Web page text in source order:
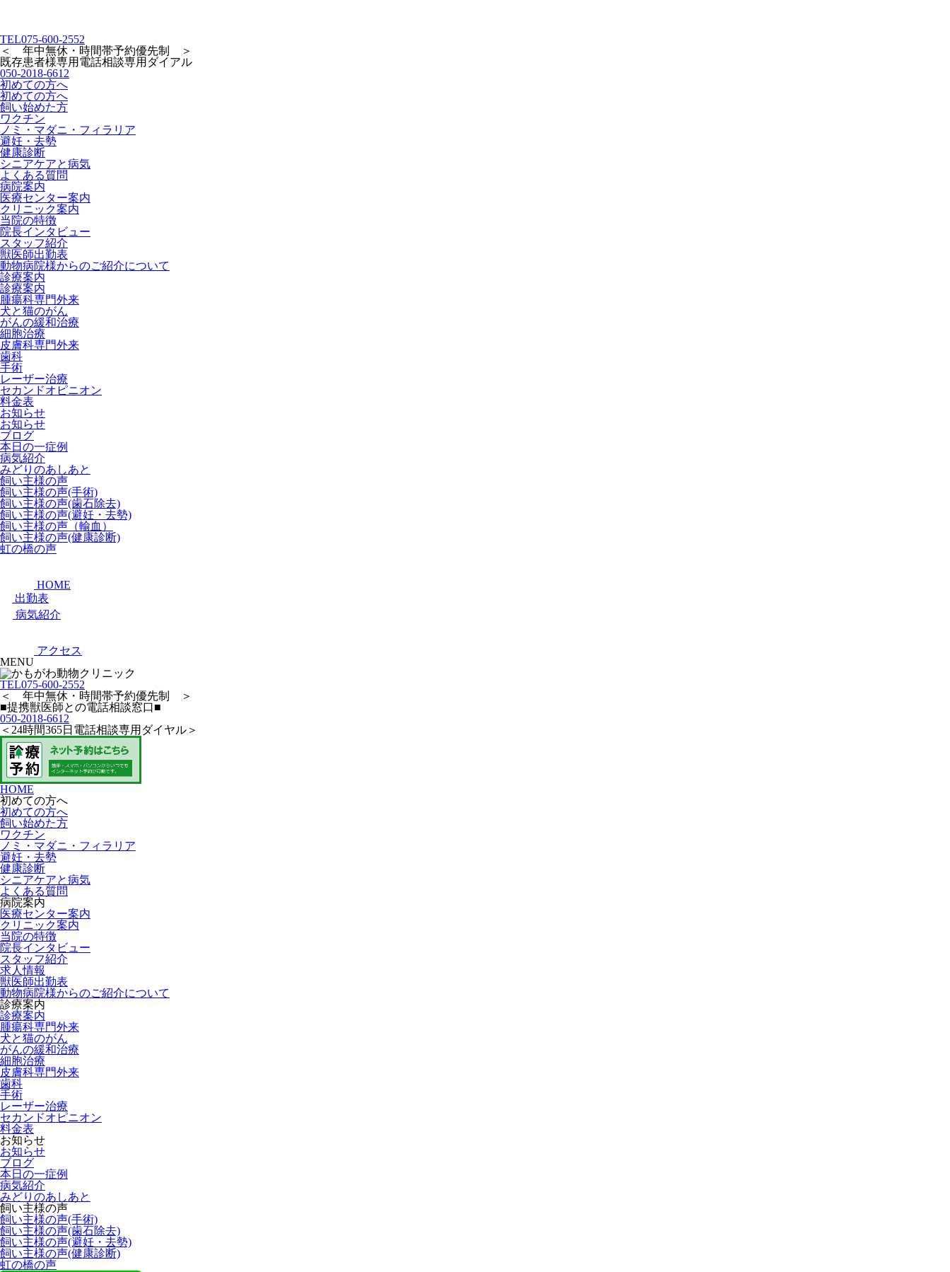
TEL075-600-2552
＜ 年中無休・時間帯予約優先制 ＞
既存患者様専用 電話相談専用ダイアル
050-2018-6612
初めての方へ
初めての方へ
飼い始めた方
ワクチン
ノミ・マダニ・フィラリア
避妊・去勢
健康診断
シニアケアと病気
よくある質問
病院案内
医療センター案内
クリニック案内
当院の特徴
院長インタビュー
スタッフ紹介
獣医師出勤表
動物病院様からのご紹介について
診療案内
診療案内
腫瘍科専門外来
犬と猫のがん
がんの緩和治療
細胞治療
皮膚科専門外来
歯科
手術
レーザー治療
セカンドオピニオン
料金表
お知らせ
お知らせ
ブログ
本日の一症例
病気紹介
みどりのあしあと
飼い主様の声
飼い主様の声(手術)
飼い主様の声(歯石除去)
飼い主様の声(避妊・去勢)
飼い主様の声（輸血）
飼い主様の声(健康診断)
虹の橋の声
HOME
出勤表
病気紹介
アクセス
MENU
TEL075-600-2552
＜ 年中無休・時間帯予約優先制 ＞
■提携獣医師との電話相談窓口■
050-2018-6612
＜24時間365日電話相談専用ダイヤル＞
HOME
初めての方へ
初めての方へ
飼い始めた方
ワクチン
ノミ・マダニ・フィラリア
避妊・去勢
健康診断
シニアケアと病気
よくある質問
病院案内
医療センター案内
クリニック案内
当院の特徴
院長インタビュー
スタッフ紹介
求人情報
獣医師出勤表
動物病院様からのご紹介について
診療案内
診療案内
腫瘍科専門外来
犬と猫のがん
がんの緩和治療
細胞治療
皮膚科専門外来
歯科
手術
レーザー治療
セカンドオピニオン
料金表
お知らせ
お知らせ
ブログ
本日の一症例
病気紹介
みどりのあしあと
飼い主様の声
飼い主様の声(手術)
飼い主様の声(歯石除去)
飼い主様の声(避妊・去勢)
飼い主様の声(健康診断)
虹の橋の声